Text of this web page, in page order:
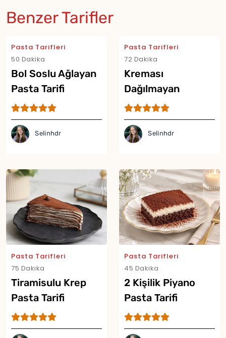
Benzer Tarifler
Pasta Tarifleri
50 Dakika
Bol Soslu Ağlayan
Pasta Tarifi
Selinhdr
Pasta Tarifleri
72 Dakika
Kreması
Dağılmayan
Meyveli Pasta
Tarifi
Selinhdr
Pasta Tarifleri
75 Dakika
Tiramisulu Krep
Pasta Tarifi
Pasta Tarifleri
45 Dakika
2 Kişilik Piyano
Pasta Tarifi